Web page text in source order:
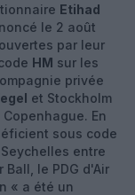
Etihad
le 2 août
par leur
HM sur les
privée
et Stockholm
En
sous code
entre
Ball, le PDG d'Air
« a été un